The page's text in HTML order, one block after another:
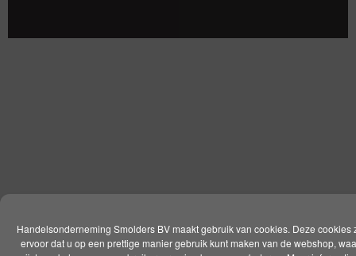
Handelsonderneming Smolders BV maakt gebruik van cookies. Deze cookies
ervoor dat u op een prettige manier gebruik kunt maken van de webshop,